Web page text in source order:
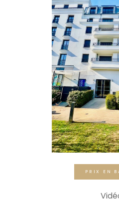
PRIX EN